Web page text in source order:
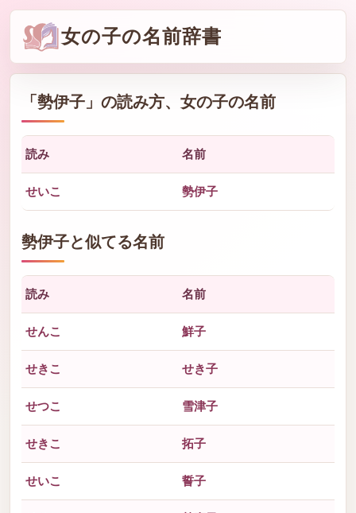
女の子の名前辞書
「勢伊子 」の読み方、女の子の名前
読み 名前
せいこ 勢伊子
勢伊子と似てる名前
読み 名前
せんこ 鮮子
せきこ せき子
せつこ 雪津子
せきこ 拓子
せいこ 誓子